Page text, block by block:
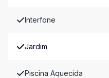
Interfone
Jardim
Piscina Aquecida